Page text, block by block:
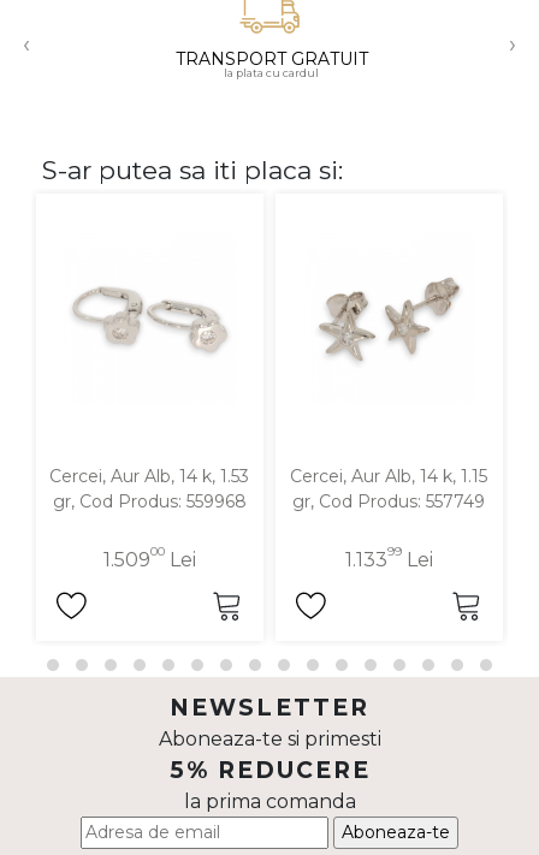
18K
‹ TRANSPORT GRATUIT
la plata cu cardul
›
S-ar putea sa iti placa si:
Cercei, Aur Alb, 14 k, 1.53
gr, Cod Produs: 559968
1.50900Lei
Cercei, Aur Alb, 14 k, 1.15
gr, Cod Produs: 557749
1.13399Lei
NEWSLETTER
Aboneaza-te si primesti
5% REDUCERE
la prima comanda
Aboneaza-te